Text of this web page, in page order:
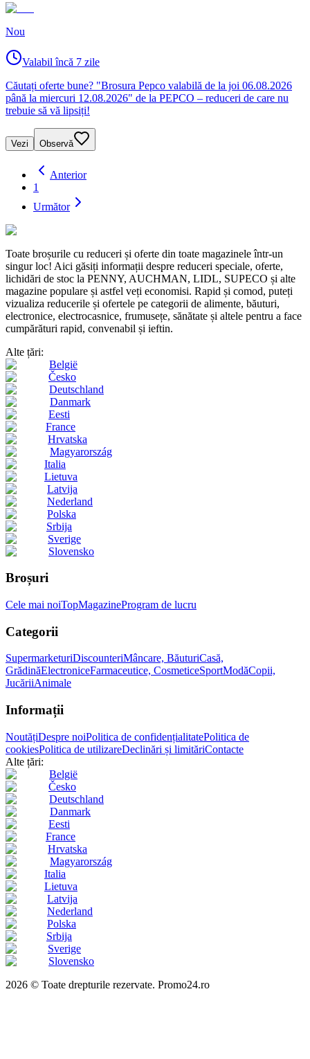
Nou
Valabil încă 7 zile
Căutați oferte bune? "Brosura Pepco valabilă de la joi 06.08.2026
până la miercuri 12.08.2026" de la PEPCO – reduceri de care nu
trebuie să vă lipsiți!
Vezi Observă
Anterior
1
Următor
Toate broșurile cu reduceri și oferte din toate magazinele într-un
singur loc! Aici găsiți informații despre reduceri speciale, oferte,
lichidări de stoc la PENNY, AUCHMAN, LIDL, SUPECO și alte
magazine populare și astfel veți economisi. Rapid și comod, puteți
vizualiza reducerile și ofertele pe categorii de alimente, băuturi,
electronice, electrocasnice, frumusețe, sănătate și altele pentru a face
cumpărături rapid, convenabil și ieftin.
Alte țări:
België
Česko
Deutschland
Danmark
Eesti
France
Hrvatska
Magyarország
Italia
Lietuva
Latvija
Nederland
Polska
Srbija
Sverige
Slovensko
Broșuri
Cele mai noiTopMagazineProgram de lucru
Categorii
SupermarketuriDiscounteriMâncare, BăuturiCasă,
GrădinăElectroniceFarmaceutice, CosmeticeSportModăCopii,
JucăriiAnimale
Informații
NoutățiDespre noiPolitica de confidențialitatePolitica de
cookiesPolitica de utilizareDeclinări și limităriContacte
Alte țări:
België
Česko
Deutschland
Danmark
Eesti
France
Hrvatska
Magyarország
Italia
Lietuva
Latvija
Nederland
Polska
Srbija
Sverige
Slovensko
2026 © Toate drepturile rezervate. Promo24.ro